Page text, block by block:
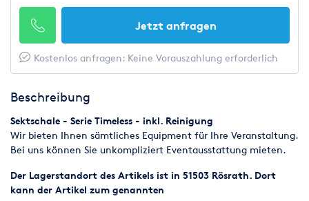
Jetzt anfragen
Kostenlos anfragen: Keine Vorauszahlung erforderlich
Beschreibung
Sektschale - Serie Timeless - inkl. Reinigung
Wir bieten Ihnen sämtliches Equipment für Ihre Veranstaltung.
Bei uns können Sie unkompliziert Eventausstattung mieten.
Der Lagerstandort des Artikels ist in 51503 Rösrath. Dort
kann der Artikel zum genannten